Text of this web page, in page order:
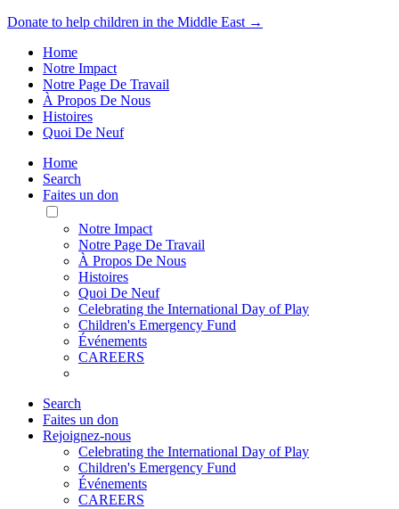
Donate to help children in the Middle East →
Home
Notre Impact
Notre Page De Travail
À Propos De Nous
Histoires
Quoi De Neuf
Home
Search
Faites un don
Toggle
Mobile
Menu
Notre Impact
Notre Page De Travail
À Propos De Nous
Histoires
Quoi De Neuf
Celebrating the International Day of Play
Children's Emergency Fund
Événements
CAREERS
Search
Faites un don
Rejoignez-nous
Celebrating the International Day of Play
Children's Emergency Fund
Événements
CAREERS